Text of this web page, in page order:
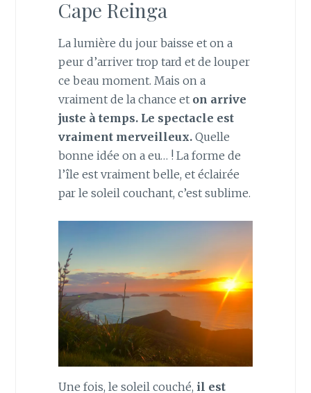
Cape Reinga
La lumière du jour baisse et on a
peur d’arriver trop tard et de louper
ce beau moment. Mais on a
vraiment de la chance et on arrive
juste à temps. Le spectacle est
vraiment merveilleux. Quelle
bonne idée on a eu… ! La forme de
l’île est vraiment belle, et éclairée
par le soleil couchant, c’est sublime.
Une fois, le soleil couché, il est